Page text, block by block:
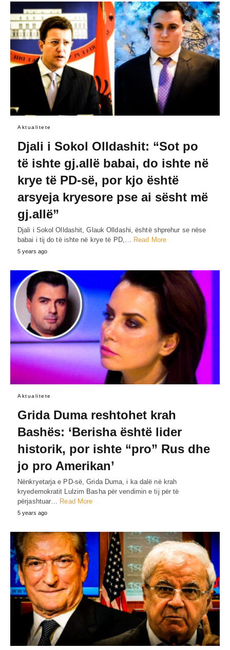
Aktualitete
Djali i Sokol Olldashit: “Sot po
të ishte gj.allë babai, do ishte në
krye të PD-së, por kjo është
arsyeja kryesore pse ai sësht më
gj.allë”
Djali i Sokol Olldashit, Glauk Olldashi, është shprehur se nëse
babai i tij do të ishte në krye të PD,… Read More
5 years ago
Aktualitete
Grida Duma reshtohet krah
Bashës: ‘Berisha është lider
historik, por ishte “pro” Rus dhe
jo pro Amerikan’
Nënkryetarja e PD-së, Grida Duma, i ka dalë në krah
kryedemokratit Lulzim Basha për vendimin e tij për të
përjashtuar…
Read More
5 years ago